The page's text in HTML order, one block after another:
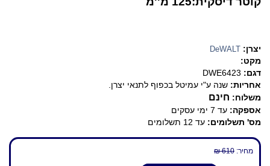
יצרן: DeWALT
מקט:
דגם: DWE6423
אחריות: שנה ע"י עמיטל בכפוף לתנאי יצרן.
משלוח: חינם
אספקה: עד 7 ימי עסקים
מס' תשלומים: עד 12 תשלומים
מחיר: 610 ₪